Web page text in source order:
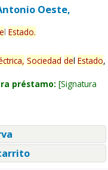
Oeste,
l Estado.
Sociedad del Estado,
préstamo: Signatura